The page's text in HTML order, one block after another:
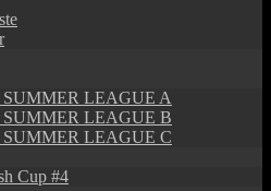
LEAGUE A
LEAGUE B
LEAGUE C
Cup #4